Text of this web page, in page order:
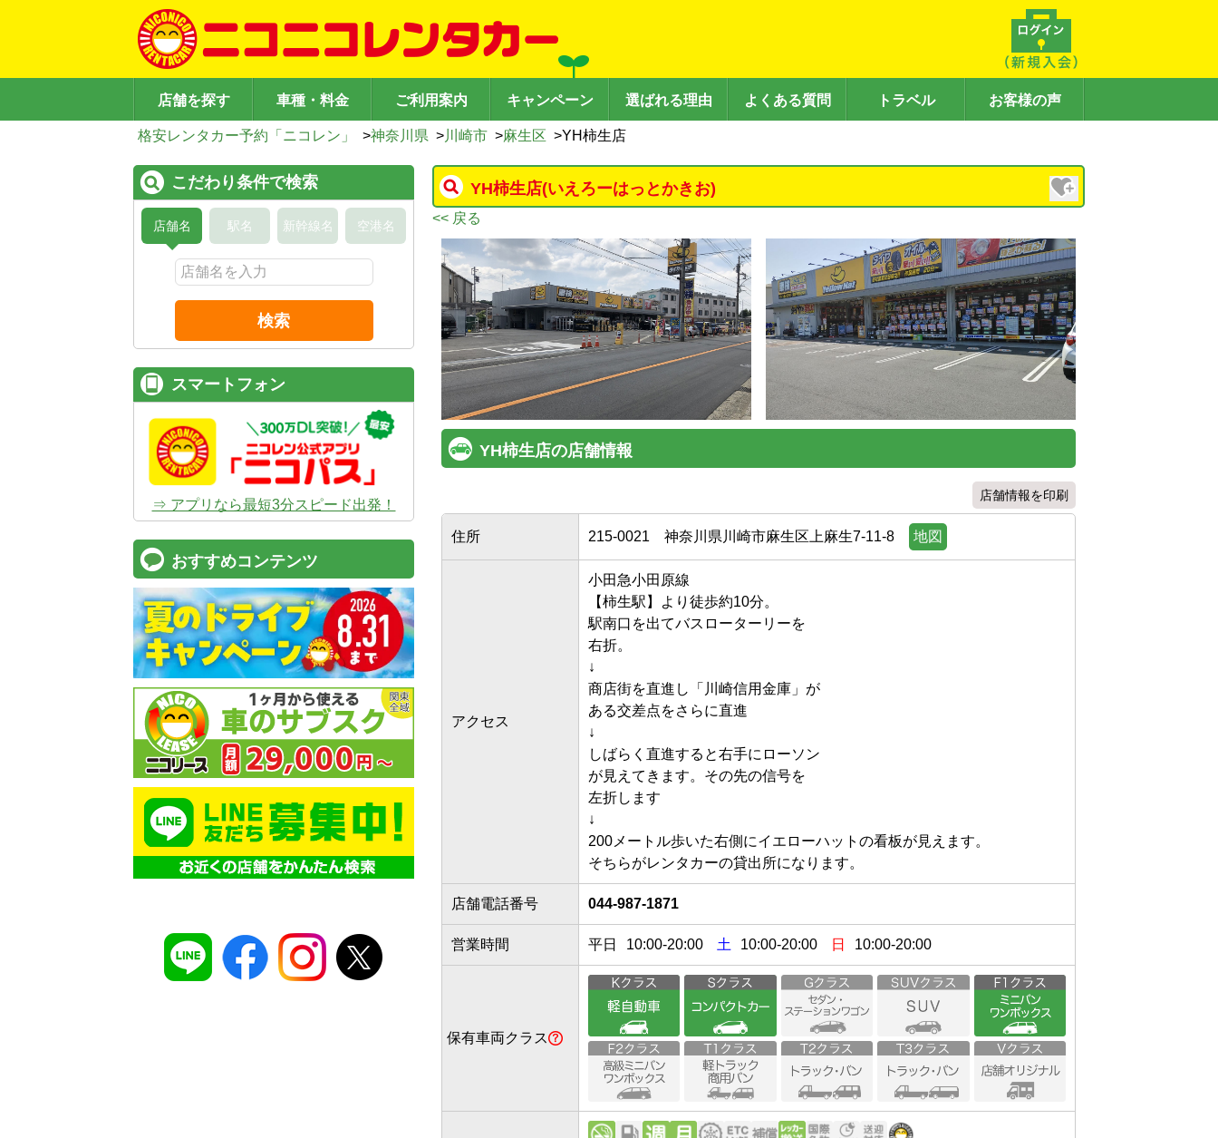
店舗を探す 車種・料金 ご利用案内 キャンペーン 選ばれる理由 よくある質問 トラベル お客様の声
格安レンタカー予約「ニコレン」 >神奈川県 >川崎市 >麻生区 >YH柿生店
YH柿生店(いえろーはっとかきお)
<< 戻る
YH柿生店の店舗情報
店舗情報を印刷
住所 215-0021 神奈川県川崎市麻生区上麻生7-11-8 地図
アクセス
小田急小田原線
【柿生駅】より徒歩約10分。
駅南口を出てバスローターリーを
右折。
↓
商店街を直進し「川崎信用金庫」が
ある交差点をさらに直進
↓
しばらく直進すると右手にローソン
が見えてきます。その先の信号を
左折します
↓
200メートル歩いた右側にイエローハットの看板が見えます。
そちらがレンタカーの貸出所になります。
店舗電話番号 044-987-1871
営業時間 平日 10:00-20:00 土 10:00-20:00 日 10:00-20:00
保有車両クラス
こだわり条件で検索
店舗名 駅名 新幹線名 空港名
検索
スマートフォン
⇒ アプリなら最短3分スピード出発！
おすすめコンテンツ